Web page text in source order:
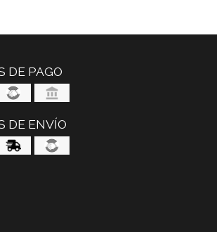
DE PAGO
DE ENVÍO